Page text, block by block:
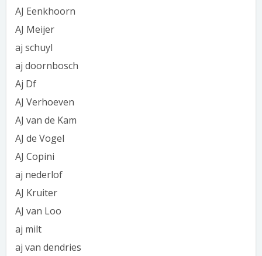
AJ Eenkhoorn
AJ Meijer
aj schuyl
aj doornbosch
Aj Df
AJ Verhoeven
AJ van de Kam
AJ de Vogel
AJ Copini
aj nederlof
AJ Kruiter
AJ van Loo
aj milt
aj van dendries